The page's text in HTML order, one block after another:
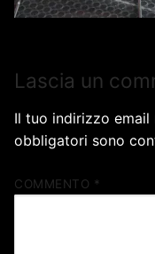
Lascia un
Il tuo indirizzo email
obbligatori sono
COMMENTO *